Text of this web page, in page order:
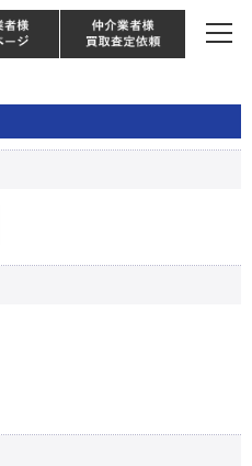
ン住宅や中古マンションを手がける会
・不動産・中古マンションならJPM